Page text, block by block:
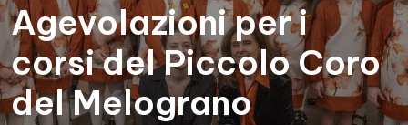
Agevolazioni per i
corsi del Piccolo Coro
del Melograno